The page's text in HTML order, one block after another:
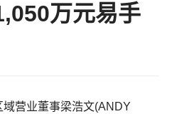
万元易手
营业董事梁浩文(ANDY